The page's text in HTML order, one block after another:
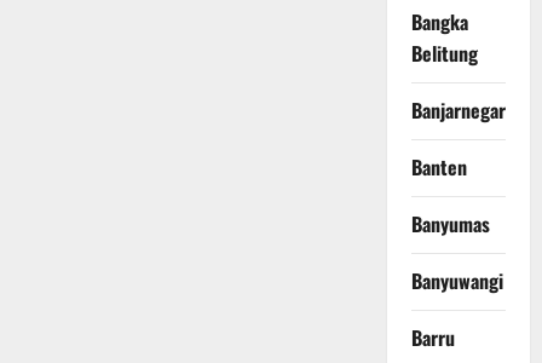
Bangka
Belitung
Banjarnegara
Banten
Banyumas
Banyuwangi
Barru